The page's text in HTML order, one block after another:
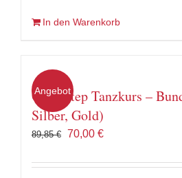
In den Warenkorb
Angebot
Quickstep Tanzkurs –
Silber, Gold)
89,85€ Ursprünglicher
war:
70,00 €Aktueller
ist: